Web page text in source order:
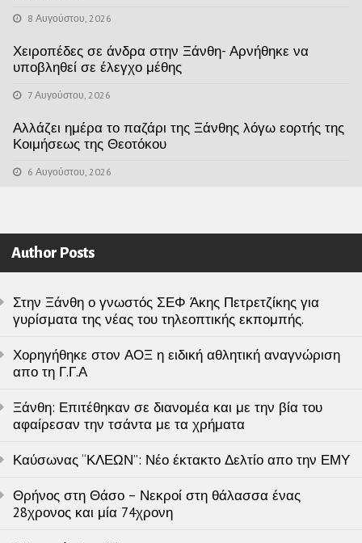
8 Αυγούστου, 2026
Χειροπέδες σε άνδρα στην Ξάνθη- Αρνήθηκε να
υποβληθεί σε έλεγχο μέθης
7 Αυγούστου, 2026
Αλλάζει ημέρα το παζάρι της Ξάνθης λόγω εορτής της
Κοιμήσεως της Θεοτόκου
6 Αυγούστου, 2026
Author Posts
Στην Ξάνθη ο γνωστός ΣΕΦ Άκης Πετρετζίκης για
γυρίσματα της νέας του τηλεοπτικής εκπομπής.
Χορηγήθηκε στον ΑΟΞ η ειδική αθλητική αναγνώριση
απο τη Γ.Γ.Α
Ξάνθη: Επιτέθηκαν σε διανομέα και με την βία του
αφαίρεσαν την τσάντα με τα χρήματα
Καύσωνας “ΚΛΕΩΝ”: Νέο έκτακτο Δελτίο απο την ΕΜΥ
Θρήνος στη Θάσο – Νεκροί στη θάλασσα ένας
28χρονος και μία 74χρονη